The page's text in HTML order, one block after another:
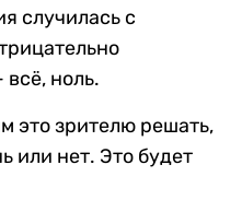
случилась с
ноль.
это зрителю решать,
или нет. Это будет